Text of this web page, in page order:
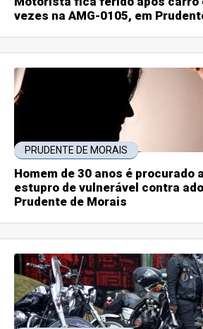
vezes na AMG-0105, em
PRUDENTE DE MORAIS
Homem de 30 anos é procurado
estupro de vulnerável contra
Prudente de Morais